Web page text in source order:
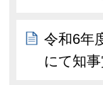
令和6年
にて知